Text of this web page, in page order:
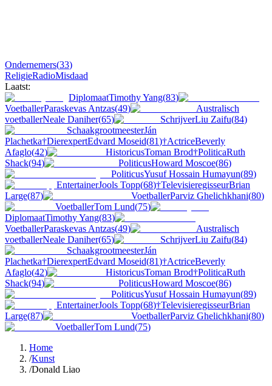
Ondernemers(33)
ReligieRadioMisdaad
Laatst:
DiplomaatTimothy Yang(83)
VoetballerParaskevas Antzas(49)
Australisch
voetballerNeale Daniher(65) SchrijverLiu Zaifu(84)
SchaakgrootmeesterJán
Plachetka†DierexpertEdvard Moseid(81)†ActriceBeverly
Afaglo(42) HistoricusToman Brod†PoliticaRuth
Shack(94) PoliticusHoward Moscoe(86)
PoliticusYusuf Hossain Humayun(89)
EntertainerJools Topp(68)†TelevisieregisseurBrian
Large(87) VoetballerParviz Ghelichkhani(80)
VoetballerTom Lund(75)
DiplomaatTimothy Yang(83)
VoetballerParaskevas Antzas(49)
Australisch
voetballerNeale Daniher(65) SchrijverLiu Zaifu(84)
SchaakgrootmeesterJán
Plachetka†DierexpertEdvard Moseid(81)†ActriceBeverly
Afaglo(42) HistoricusToman Brod†PoliticaRuth
Shack(94) PoliticusHoward Moscoe(86)
PoliticusYusuf Hossain Humayun(89)
EntertainerJools Topp(68)†TelevisieregisseurBrian
Large(87) VoetballerParviz Ghelichkhani(80)
VoetballerTom Lund(75)
Home
/Kunst
/Donald Liao